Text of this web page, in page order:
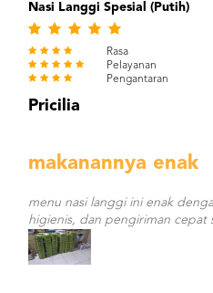
Nasi Langgi Spesial (Putih)
Rasa
Pelayanan
Pengantaran
Pricilia
makanannya enak
menu nasi langgi ini enak
higienis, dan pengiriman cepat